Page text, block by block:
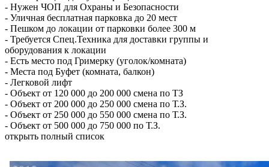
- Нужен ЧОП для Охраны и Безопасности
- Уличная бесплатная парковка до 20 мест
- Пешком до локации от парковки более 300 м
- Требуется Спец.Техника для доставки группы и
оборудования к локации
- Есть место под Гримерку (уголок/комната)
- Места под Буфет (комната, балкон)
- Легковой лифт
- Объект от 120 000 до 200 000 смена по ТЗ
- Объект от 200 000 до 250 000 смена по Т.З.
- Объект от 250 000 до 550 000 смена по Т.З.
- Объект от 500 000 до 750 000 по Т.З.
открыть полный список